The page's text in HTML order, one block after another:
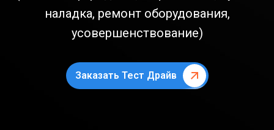
наладка, ремонт оборудования,
усовершенствование)
Заказать Тест Драйв